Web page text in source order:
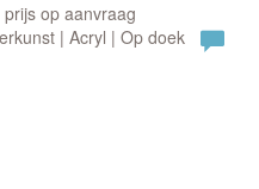
op aanvraag
| Acryl | Op doek